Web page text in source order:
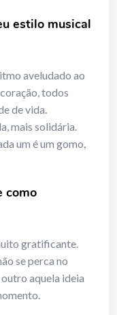
estilo musical
aveludado ao
todos
de vida.
mais solidária.
um é um gomo,
como
gratificante.
se perca no
aquela ideia